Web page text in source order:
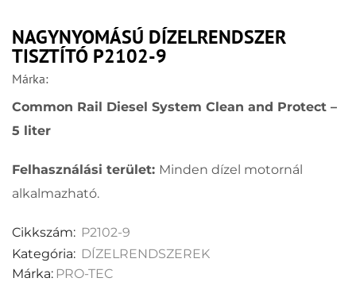
NAGYNYOMÁSÚ DÍZELRENDSZER
TISZTÍTÓ P2102-9
Márka:
Common Rail Diesel System Clean and Protect –
5 liter
Felhasználási terület: Minden dízel motornál
alkalmazható.
Cikkszám: P2102-9
Kategória: DÍZELRENDSZEREK
Márka: PRO-TEC